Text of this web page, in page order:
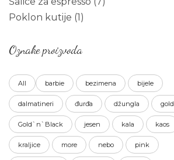
Poklon kutije 11
Oznake proizvoda
All barbie bezimena bijele
dalmatineri đurđa džungla gold
Gold`n`Black jesen kala kaos
kraljice more nebo pink